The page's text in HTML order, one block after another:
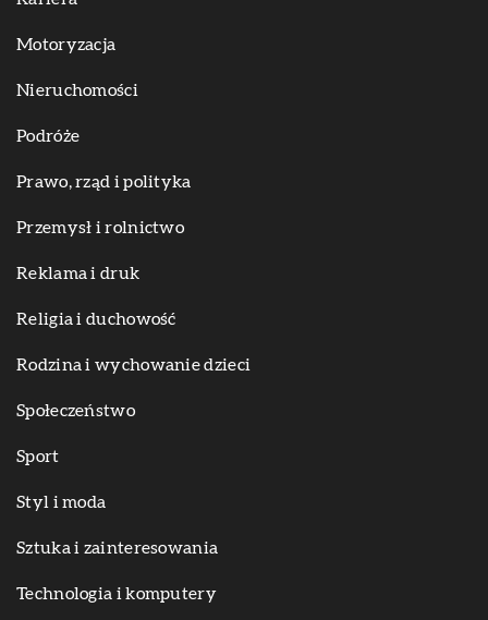
Motoryzacja
Nieruchomości
Podróże
Prawo, rząd i polityka
Przemysł i rolnictwo
Reklama i druk
Religia i duchowość
Rodzina i wychowanie dzieci
Społeczeństwo
Sport
Styl i moda
Sztuka i zainteresowania
Technologia i komputery